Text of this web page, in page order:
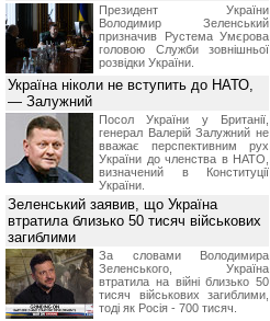
Президент України
Володимир Зеленський
призначив Pустема Умєрова
головою Служби зовнішньої
розвідки України.
Україна ніколи не вступить до НАТО,
— Залужний
Посол України у Британії,
генерал Валерій Залужний не
вважає перспективним рух
України до членства в НАТО,
визначений в Конституції
України.
Зеленський заявив, що Україна
втратила близько 50 тисяч військових
загиблими
За словами Володимира
Зеленського, Україна
втратила на війні близько 50
тисяч військових загиблими,
тоді як Росія - 700 тисяч.